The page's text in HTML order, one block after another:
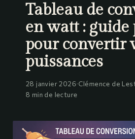
VOYAGE
Tableau de
en watt :
pour convertir
puissances
28 janvier 2026·Clémence de
8 min de lecture